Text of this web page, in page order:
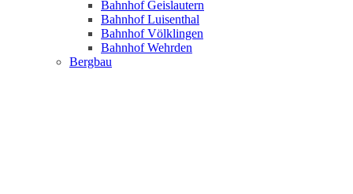
Bahnhof Geislautern
Bahnhof Luisenthal
Bahnhof Völklingen
Bahnhof Wehrden
Bergbau